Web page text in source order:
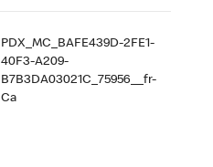
PDX_MC_BAFE439D-2FE1-
40F3-A209-
B7B3DA03021C_75956__fr-
Ca